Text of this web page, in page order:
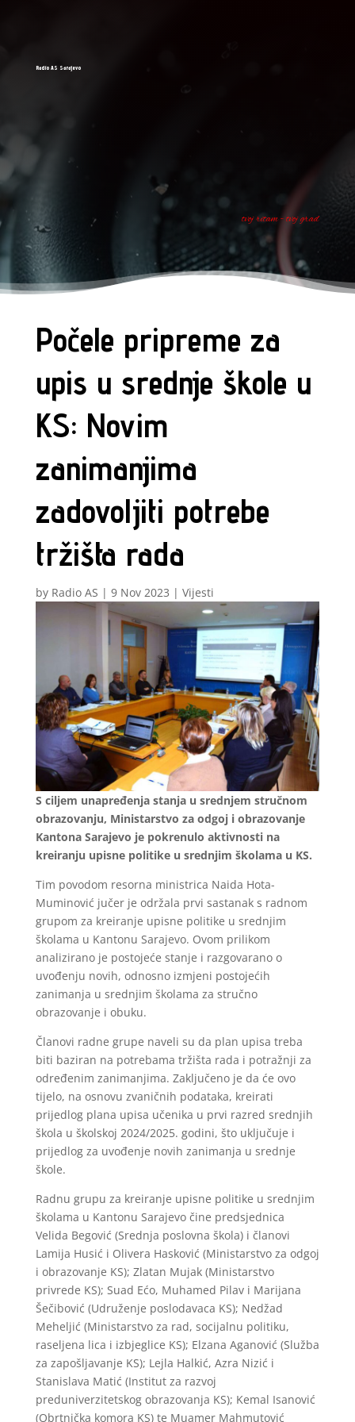
Radio AS Sarajevo
tvoj ritam - tvoj grad
Počele pripreme za
upis u srednje škole u
KS: Novim
zanimanjima
zadovoljiti potrebe
tržišta rada
by Radio AS | 9 Nov 2023 | Vijesti
S ciljem unapređenja stanja u srednjem stručnom
obrazovanju, Ministarstvo za odgoj i obrazovanje
Kantona Sarajevo je pokrenulo aktivnosti na
kreiranju upisne politike u srednjim školama u KS.
Tim povodom resorna ministrica Naida Hota-
Muminović jučer je održala prvi sastanak s radnom
grupom za kreiranje upisne politike u srednjim
školama u Kantonu Sarajevo. Ovom prilikom
analizirano je postojeće stanje i razgovarano o
uvođenju novih, odnosno izmjeni postojećih
zanimanja u srednjim školama za stručno
obrazovanje i obuku.
Članovi radne grupe naveli su da plan upisa treba
biti baziran na potrebama tržišta rada i potražnji za
određenim zanimanjima. Zaključeno je da će ovo
tijelo, na osnovu zvaničnih podataka, kreirati
prijedlog plana upisa učenika u prvi razred srednjih
škola u školskoj 2024/2025. godini, što uključuje i
prijedlog za uvođenje novih zanimanja u srednje
škole.
Radnu grupu za kreiranje upisne politike u srednjim
školama u Kantonu Sarajevo čine predsjednica
Velida Begović (Srednja poslovna škola) i članovi
Lamija Husić i Olivera Hasković (Ministarstvo za odgoj
i obrazovanje KS); Zlatan Mujak (Ministarstvo
privrede KS); Suad Ećo, Muhamed Pilav i Marijana
Šečibović (Udruženje poslodavaca KS); Nedžad
Meheljić (Ministarstvo za rad, socijalnu politiku,
raseljena lica i izbjeglice KS); Elzana Aganović (Služba
za zapošljavanje KS); Lejla Halkić, Azra Nizić i
Stanislava Matić (Institut za razvoj
preduniverzitetskog obrazovanja KS); Kemal Isanović
(Obrtnička komora KS) te Muamer Mahmutović